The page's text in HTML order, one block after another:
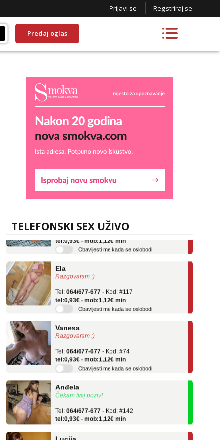
Prijavi se Registriraj se
Predaj oglas
TELEFONSKI SEX UŽIVO
Lucija
Tel:064/677-677 - Kod: #136
tel:0,93€ - mob:1,12€ min
Obavijesti me kada se oslobodi
Razgovaram :)
064/677-677
tel:0,93€ - mob:1,12€ min
Obavijesti me kada se oslobodi
Razgovaram :)
064/677-677
tel:0,93€ - mob:1,12€ min
Obavijesti me kada se oslobodi
Čekam tvoj poziv!
064/677-677
tel:0,93€ - mob:1,12€ min
Razgovaram :)